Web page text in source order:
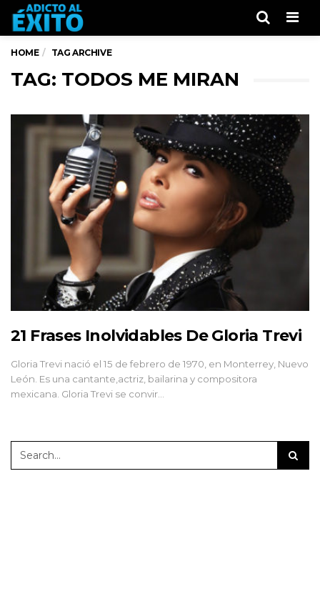
HOME TAG ARCHIVE
TAG: TODOS ME MIRAN
21 Frases Inolvidables De Gloria Trevi
Gloria Trevi nació el 15 de febrero de 1970, en Monterrey, Nuevo
León. Es una cantante,actriz, bailarina y compositora
mexicana. Gloria Trevi se convir…